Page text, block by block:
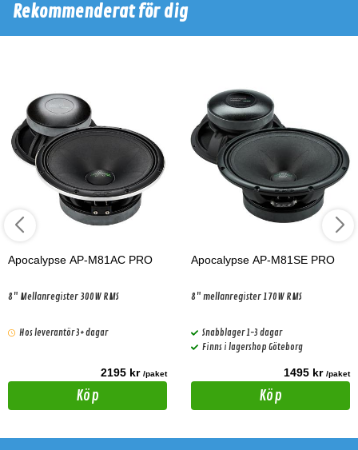
Rekommenderat för dig
Apocalypse AP-M81AC PRO
8" Mellanregister 300W RMS
Hos leverantör 3+ dagar
2195 kr /paket
Köp
Apocalypse AP-M81SE PRO
8" mellanregister 170W RMS
Snabblager 1-3 dagar
Finns i lagershop Göteborg
1495 kr /paket
Köp